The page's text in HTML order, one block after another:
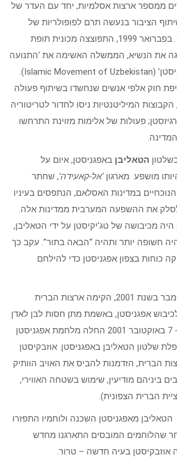
ממספר ארצות אסלמיות, יחד עם העדר של
הציבור בנעשה תרם לפופולריות של
פירוש קיצוני לאסלאם. בפברואר 1999, התפוצצה מכונית תופת
את הנשיא, הממשלה האשימה את ‘התנועה
האסלאמית של אוזבקיסטן’ (Islamic Movement of Uzbekistan).
חוק אלפי אנשים שנחשדו בשיתוף פעולה
נכלאו. באוגוסט 2000, הקבוצות המיליטנטיות ניסו לחדור לטריטוריה
פעולות של אלימות מזוינת התרחשו
הטאליבן באפגניסטן, איום על
מושפע מארגון‘אל-קאעידה’, שחתר
במדינות האסלאם, הנתפסים בעיניו
את ההשפעה המערבית ממדינות אלה.
מכיבושה של טג’יקיסטן על ידי הטאליבן,
חשופה יותר ותהיה “הבאה בתור”. עקב כך
כוחות בצפון אפגניסטן כדי להילחם
אחרי פיגועי 11 בספטמבר בשנת 2001, הקימה ארצות הברית
אפגניסטן, באשמת מתן חסות לבן לאדן
וארגון אל-קאעידה. וב- 7 באוקטובר 2001 החלה מלחמת אפגניסטן
שלטון הטאליבן באפגניסטן. אוזבקיסטן
הברית, הזדמנות להביס את האויב הוותיק
ביניהם מודיעין, שימוש בשטחה האווירי,
הברית הצפונית).
מאפגניסטן השכנה ולוחמיו התפזרו
שהלוחמים המובסים התארגנו מחדש
אוזבקיסטן בעיה חדשה – טרור.